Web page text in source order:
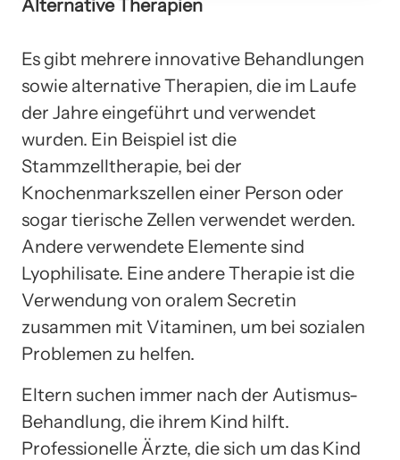
Alternative Therapien
Es gibt mehrere innovative Behandlungen
sowie alternative Therapien, die im Laufe
der Jahre eingeführt und verwendet
wurden. Ein Beispiel ist die
Stammzelltherapie, bei der
Knochenmarkszellen einer Person oder
sogar tierische Zellen verwendet werden.
Andere verwendete Elemente sind
Lyophilisate. Eine andere Therapie ist die
Verwendung von oralem Secretin
zusammen mit Vitaminen, um bei sozialen
Problemen zu helfen.
Eltern suchen immer nach der Autismus-
Behandlung, die ihrem Kind hilft.
Professionelle Ärzte, die sich um das Kind